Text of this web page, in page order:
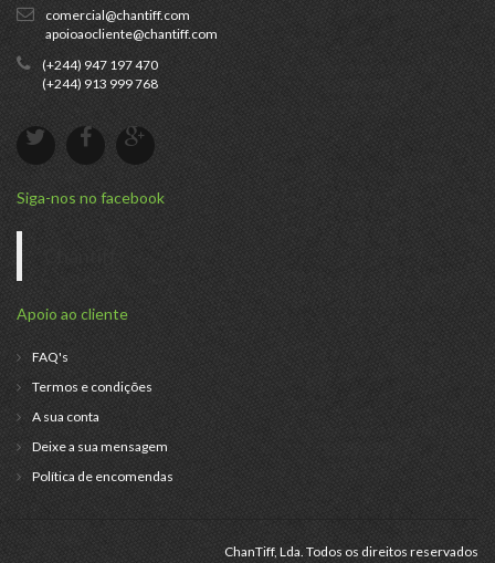
comercial@chantiff.com
apoioaocliente@chantiff.com
(+244) 947 197 470
(+244) 913 999 768
Siga-nos no facebook
Apoio ao cliente
FAQ's
Termos e condições
A sua conta
Deixe a sua mensagem
Política de encomendas
ChanTiff, Lda. Todos os direitos reservados